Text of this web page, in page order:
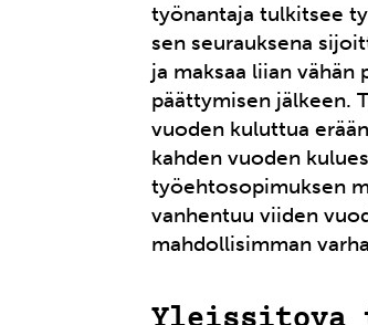
työnantaja tulkitsee
sen seurauksena
ja maksaa liian
päättymisen jälkeen.
vuoden kuluttua
kahden vuoden
työehtosopimuksen
vanhentuu viiden
mahdollisimman